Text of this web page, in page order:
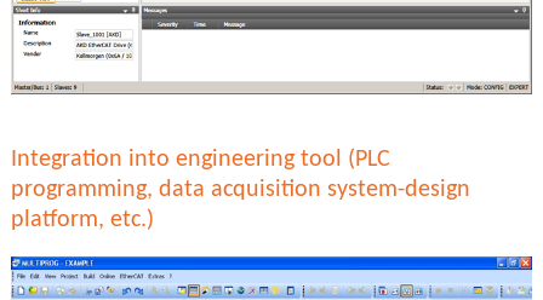
Integration into engineering tool (PLC
programming, data acquisition system-design
platform, etc.)